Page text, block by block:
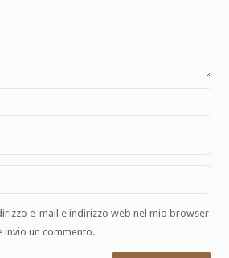
e-mail e indirizzo web nel mio browser
invio un commento.